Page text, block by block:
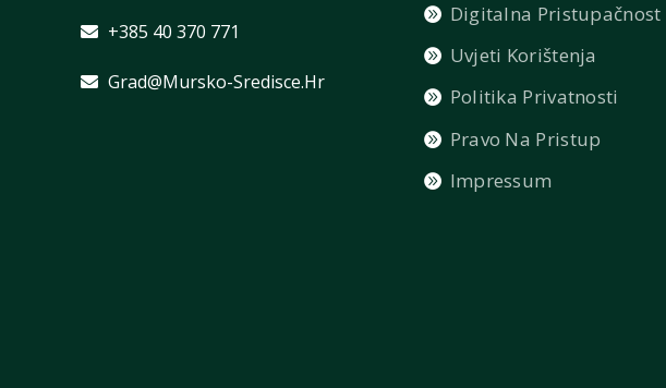
+385 40 370 771
Grad@mursko-Sredisce.hr
Digitalna Pristupačnost
Uvjeti Korištenja
Politika Privatnosti
Pravo Na Pristup
Impressum